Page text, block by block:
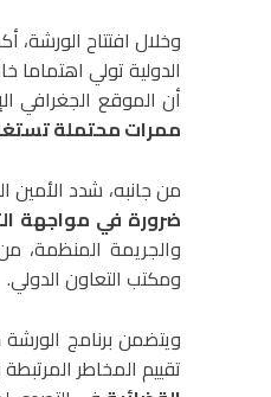
وخلال افتتاح الورشة،
الدولية تولي اهتماما
أن الموقع الجغرافي
ممرات محتملة
من جانبه، شدد الأمين
ضرورة في مواجهة
والجريمة المنظمة،
ومكتب التعاون الدولي.
ويتضمن برنامج الورشة
تقييم المخاطر